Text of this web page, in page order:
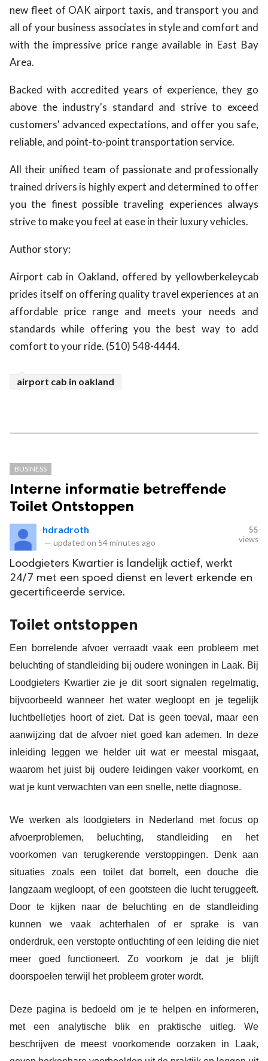
new fleet of OAK airport taxis, and transport you and
all of your business associates in style and comfort and
with the impressive price range available in East Bay
Area.
Backed with accredited years of experience, they go
above the industry's standard and strive to exceed
customers' advanced expectations, and offer you safe,
reliable, and point-to-point transportation service.
All their unified team of passionate and professionally
trained drivers is highly expert and determined to offer
you the finest possible traveling experiences always
strive to make you feel at ease in their luxury vehicles.
Author story:
Airport cab in Oakland, offered by yellowberkeleycab
prides itself on offering quality travel experiences at an
affordable price range and meets your needs and
standards while offering you the best way to add
comfort to your ride. (510) 548-4444.
airport cab in oakland
BUSINESS
Interne informatie betreffende
Toilet Ontstoppen
hdradroth
— updated on 54 minutes ago
55
views
Loodgieters Kwartier is landelijk actief, werkt
24/7 met een spoed dienst en levert erkende en
gecertificeerde service.
Toilet ontstoppen
Een borrelende afvoer verraadt vaak een probleem met
beluchting of standleiding bij oudere woningen in Laak. Bij
Loodgieters Kwartier zie je dit soort signalen regelmatig,
bijvoorbeeld wanneer het water wegloopt en je tegelijk
luchtbelletjes hoort of ziet. Dat is geen toeval, maar een
aanwijzing dat de afvoer niet goed kan ademen. In deze
inleiding leggen we helder uit wat er meestal misgaat,
waarom het juist bij oudere leidingen vaker voorkomt, en
wat je kunt verwachten van een snelle, nette diagnose.
We werken als loodgieters in Nederland met focus op
afvoerproblemen, beluchting, standleiding en het
voorkomen van terugkerende verstoppingen. Denk aan
situaties zoals een toilet dat borrelt, een douche die
langzaam wegloopt, of een gootsteen die lucht teruggeeft.
Door te kijken naar de beluchting en de standleiding
kunnen we vaak achterhalen of er sprake is van
onderdruk, een verstopte ontluchting of een leiding die niet
meer goed functioneert. Zo voorkom je dat je blijft
doorspoelen terwijl het probleem groter wordt.
Deze pagina is bedoeld om je te helpen en informeren,
met een analytische blik en praktische uitleg. We
beschrijven de meest voorkomende oorzaken in Laak,